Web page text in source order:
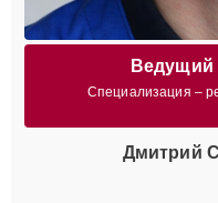
Ведущий
Специализация –
Дмитрий